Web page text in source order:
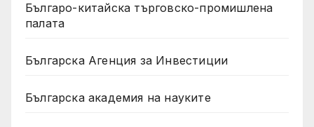
Българо-китайска търговско-промишлена
палата
Българска Агенция за Инвестиции
Българска академия на науките